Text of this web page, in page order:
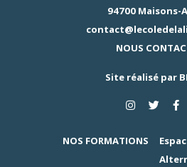
94700
NOUS
Site réalisé par
NOS FORMATIONS